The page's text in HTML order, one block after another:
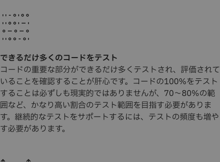
できるだけ多くのコードをテスト
コードの重要な部分ができるだけ多くテストされ、評価されて
いることを確認することが肝心です。コードの100%をテスト
することは必ずしも現実的ではありませんが、70～80%の範
囲など、かなり高い割合のテスト範囲を目指す必要がありま
す。継続的なテストをサポートするには、テストの頻度も増や
す必要があります。